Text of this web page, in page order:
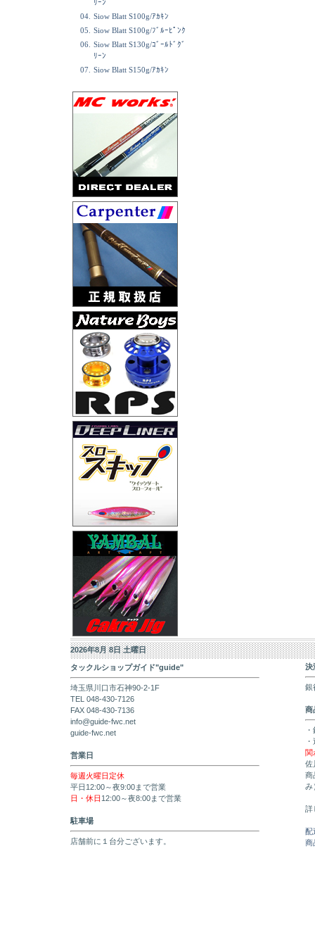
ﾘｰﾝ
04. Siow Blatt S100g/ｱｶｷﾝ
05.
Siow Blatt S100g/ﾌﾞﾙｰﾋﾟﾝｸ
06. Siow Blatt S130g/ｺﾞｰﾙﾄﾞｸﾞ
ﾘｰﾝ
07. Siow Blatt S150g/ｱｶｷﾝ
2026年8月 8日 土曜日
タックルショップガイド"guide"
埼玉県川口市石神90-2-1F
TEL 048-430-7126
FAX 048-430-7136
info@guide-fwc.net
guide-fwc.net
営業日
毎週火曜日定休
平日12:00～夜9:00まで営業
日・休日 12:00～夜8:00まで営業
駐車場
店舗前に１台分ございます。
決
銀
商
関
佐
商
み
詳
配
商